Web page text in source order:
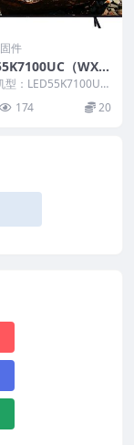
件
（WX
技改软件数
官方原厂USB刷
包
型：LED55K7100UC
（WX1） BOM：1
174 20